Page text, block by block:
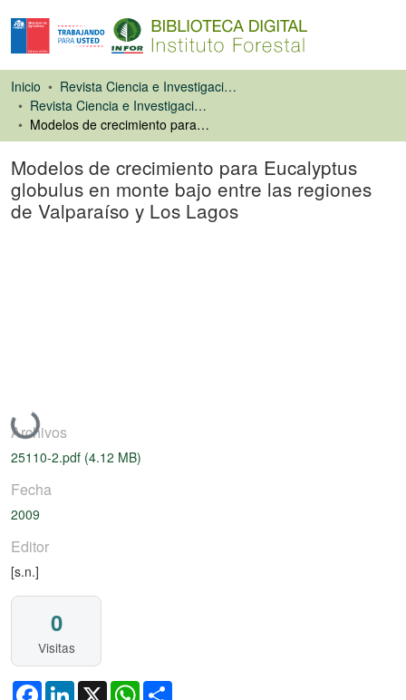
Inicio
Revista Ciencia e Investigación Forestal (CIFOR)
Revista Ciencia e Investigación Forestal
Modelos de crecimiento para Eucalyptus globulus en monte bajo entre las regiones de Valparaíso y Los Lagos
Modelos de crecimiento para Eucalyptus
globulus en monte bajo entre las regiones
de Valparaíso y Los Lagos
Cargando...
Archivos
25110-2.pdf (4.12 MB)
Fecha
2009
Editor
[s.n.]
0
Visitas
FacebookLinkedIn
X WhatsApp